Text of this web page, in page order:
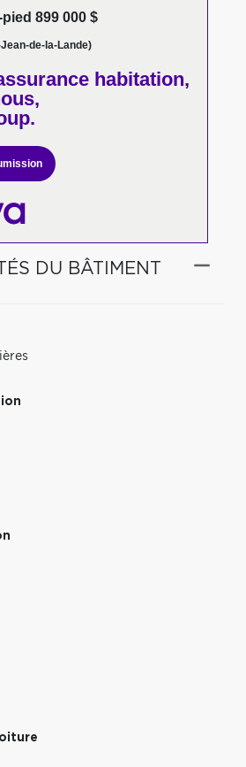
899 000 $
de-la-Lande)
habitation,
DU BÂTIMENT